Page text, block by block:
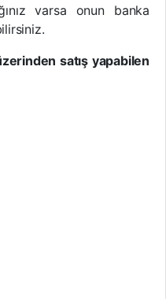
varsa onun banka
satış yapabilen